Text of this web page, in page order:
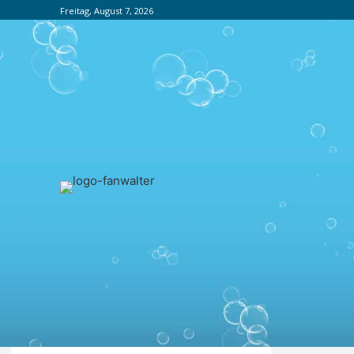
Freitag, August 7, 2026